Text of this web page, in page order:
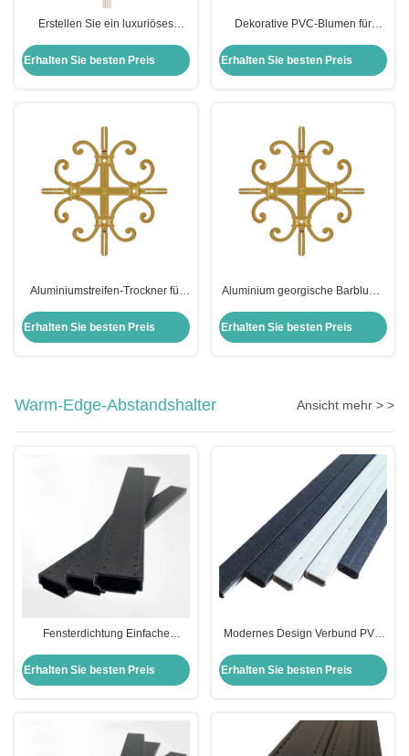
Erstellen Sie ein luxuriöses
Georgian Bar Glass Door Flower
Erhalten Sie besten Preis
Dekorative PVC-Blumen für
8*18mm Aluminiumzubehör
Erhalten Sie besten Preis
Aluminiumstreifen-Trockner für
Molekularsiet-Türen und Fenster
Erhalten Sie besten Preis
Aluminium georgische Barblume
Fensterzubehör in Gold
Erhalten Sie besten Preis
Warm-Edge-Abstandshalter Ansicht mehr > >
Fensterdichtung Einfache
Abstandsbar für
doppelglasförmige Klapptüren
Erhalten Sie besten Preis
Modernes Design Verbund PVC
Abstandsspalter für Isolierglas
Erhalten Sie besten Preis